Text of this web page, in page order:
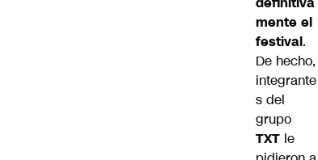
mente el
festival.
De hecho,
integrante
s del
grupo
TXT le